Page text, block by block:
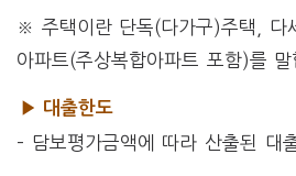
※ 주택이란 단독(다가구)주택, 다
아파트(주상복합아파트 포함)를 말
▶ 대출한도
– 담보평가금액에 따라 산출된 대